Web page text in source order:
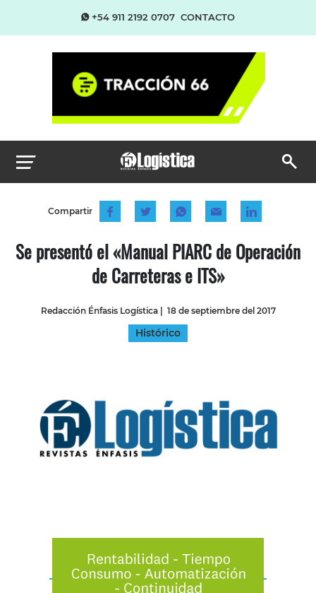
+54 911 2192 0707 CONTACTO
Compartir
Se presentó el «Manual PIARC de Operación
de Carreteras e ITS»
Redacción Énfasis Logística| 18 de septiembre del 2017
Histórico